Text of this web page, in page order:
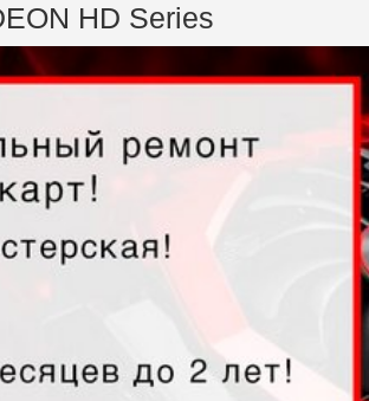
HD Series